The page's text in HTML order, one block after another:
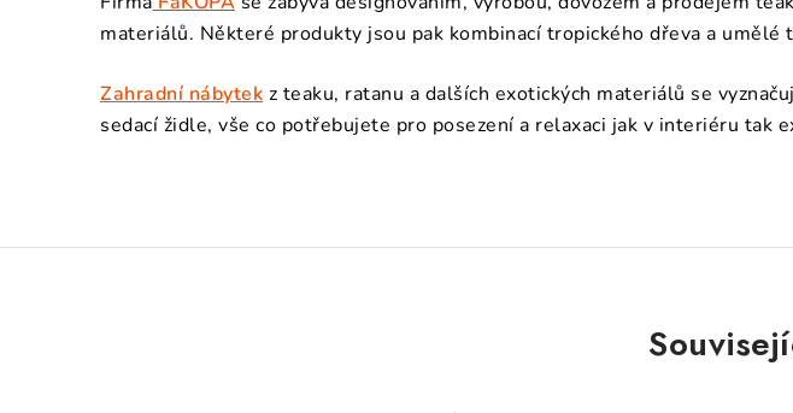
materiálů. Některé produkty jsou pak kombinací tropického dřeva a
Zahradní nábytek z teaku, ratanu a dalších exotických materiálů se
sedací židle, vše co potřebujete pro posezení a relaxaci jak v interiéru tak